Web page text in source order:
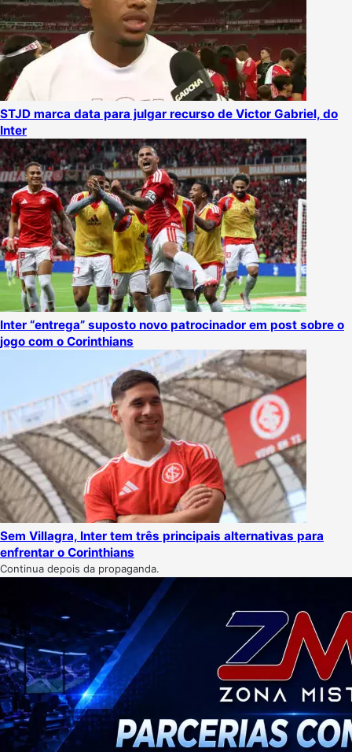
STJD marca data para julgar recurso de Victor Gabriel, do
Inter
Inter “entrega” suposto novo patrocinador em post sobre o
jogo com o Corinthians
Sem Villagra, Inter tem três principais alternativas para
enfrentar o Corinthians
Continua depois da propaganda.